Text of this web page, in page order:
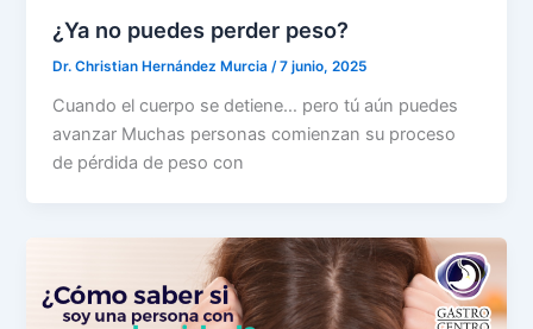
¿Ya no puedes perder peso?
Dr. Christian Hernández Murcia/7 junio, 2025
Cuando el cuerpo se detiene… pero tú aún puedes
avanzar Muchas personas comienzan su proceso
de pérdida de peso con